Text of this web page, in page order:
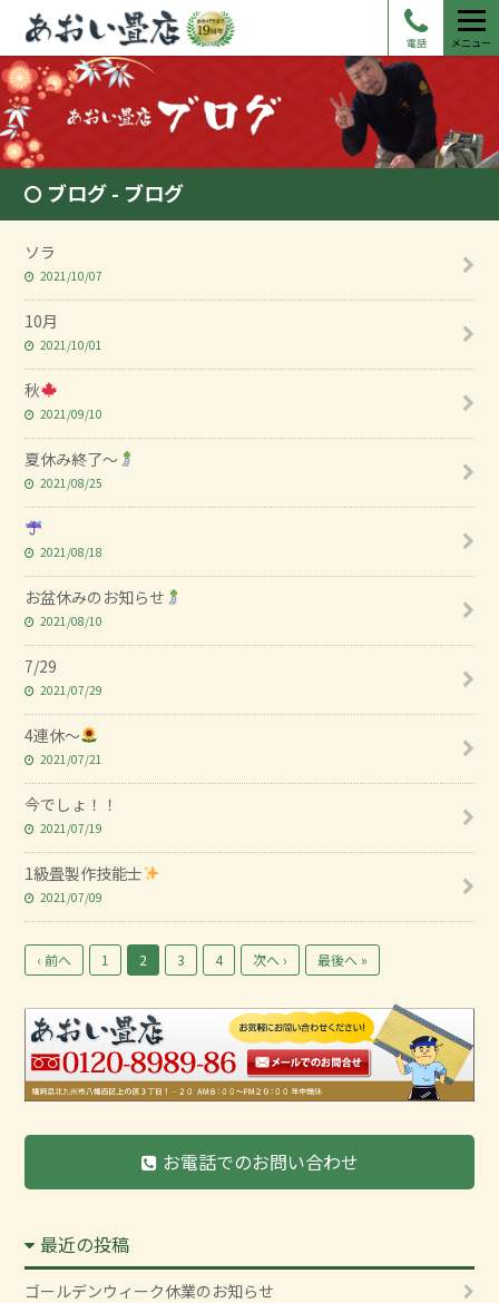
電話 メニュー
ブログ - ブログ
ソラ
2021/10/07
10月
2021/10/01
秋
2021/09/10
夏休み終了～
2021/08/25
2021/08/18
お盆休みのお知らせ
2021/08/10
7/29
2021/07/29
4連休～
2021/07/21
今でしょ！！
2021/07/19
1級畳製作技能士
2021/07/09
‹ 前へ 1 2 3 4 次へ › 最後へ »
お電話でのお問い合わせ
最近の投稿
ゴールデンウィーク休業のお知らせ